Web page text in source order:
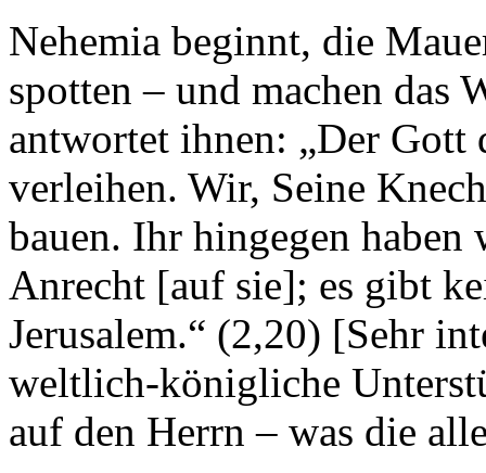
Nehemia beginnt, die
spotten – und machen das
antwortet ihnen: „Der
verleihen. Wir, Seine
bauen. Ihr hingegen
Anrecht [auf sie]; es gibt
Jerusalem.“ (2,20) [Sehr
weltlich-königliche
auf den Herrn – was die